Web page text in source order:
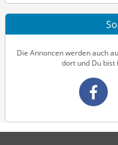
Die Annoncen werden auch
dort und Du bist